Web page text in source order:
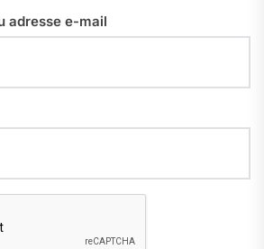
adresse e-mail